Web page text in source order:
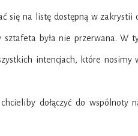
się na listę dostępną w zakrystii
była nie przerwana. W
intencjach, które nosimy
dołączyć do wspólnoty